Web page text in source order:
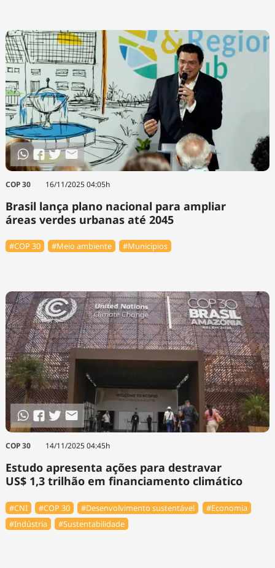
COP 30 16/11/2025 04:05h
Brasil lança plano nacional para ampliar
áreas verdes urbanas até 2045
#COP 30 #Meio ambiente #Municípios
COP 30 14/11/2025 04:45h
Estudo apresenta ações para destravar
US$ 1,3 trilhão em financiamento climático
#CNI #COP 30 #Desenvolvimento sustentável
#Economia
#Indústria
#Sustentabilidade